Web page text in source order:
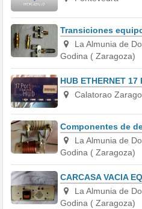
Transiciones
La Almunia de
Godina ( Zaragoza)
HUB ETHERNET 17
Calatorao
Componentes de
La Almunia de
Godina ( Zaragoza)
CARCASA VACIA
La Almunia de
Godina ( Zaragoza)